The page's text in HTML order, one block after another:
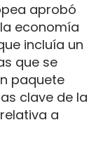
aprobó
economía
incluía un
que se
paquete
clave de la
a